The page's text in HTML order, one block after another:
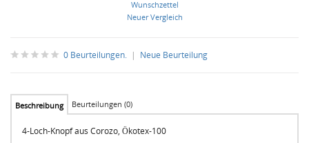
Wunschzettel
Neuer Vergleich
0 Beurteilungen. | Neue Beurteilung
Beschreibung Beurteilungen (0)
4-Loch-Knopf aus Corozo, Ökotex-100